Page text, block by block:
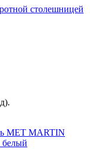
столешницей